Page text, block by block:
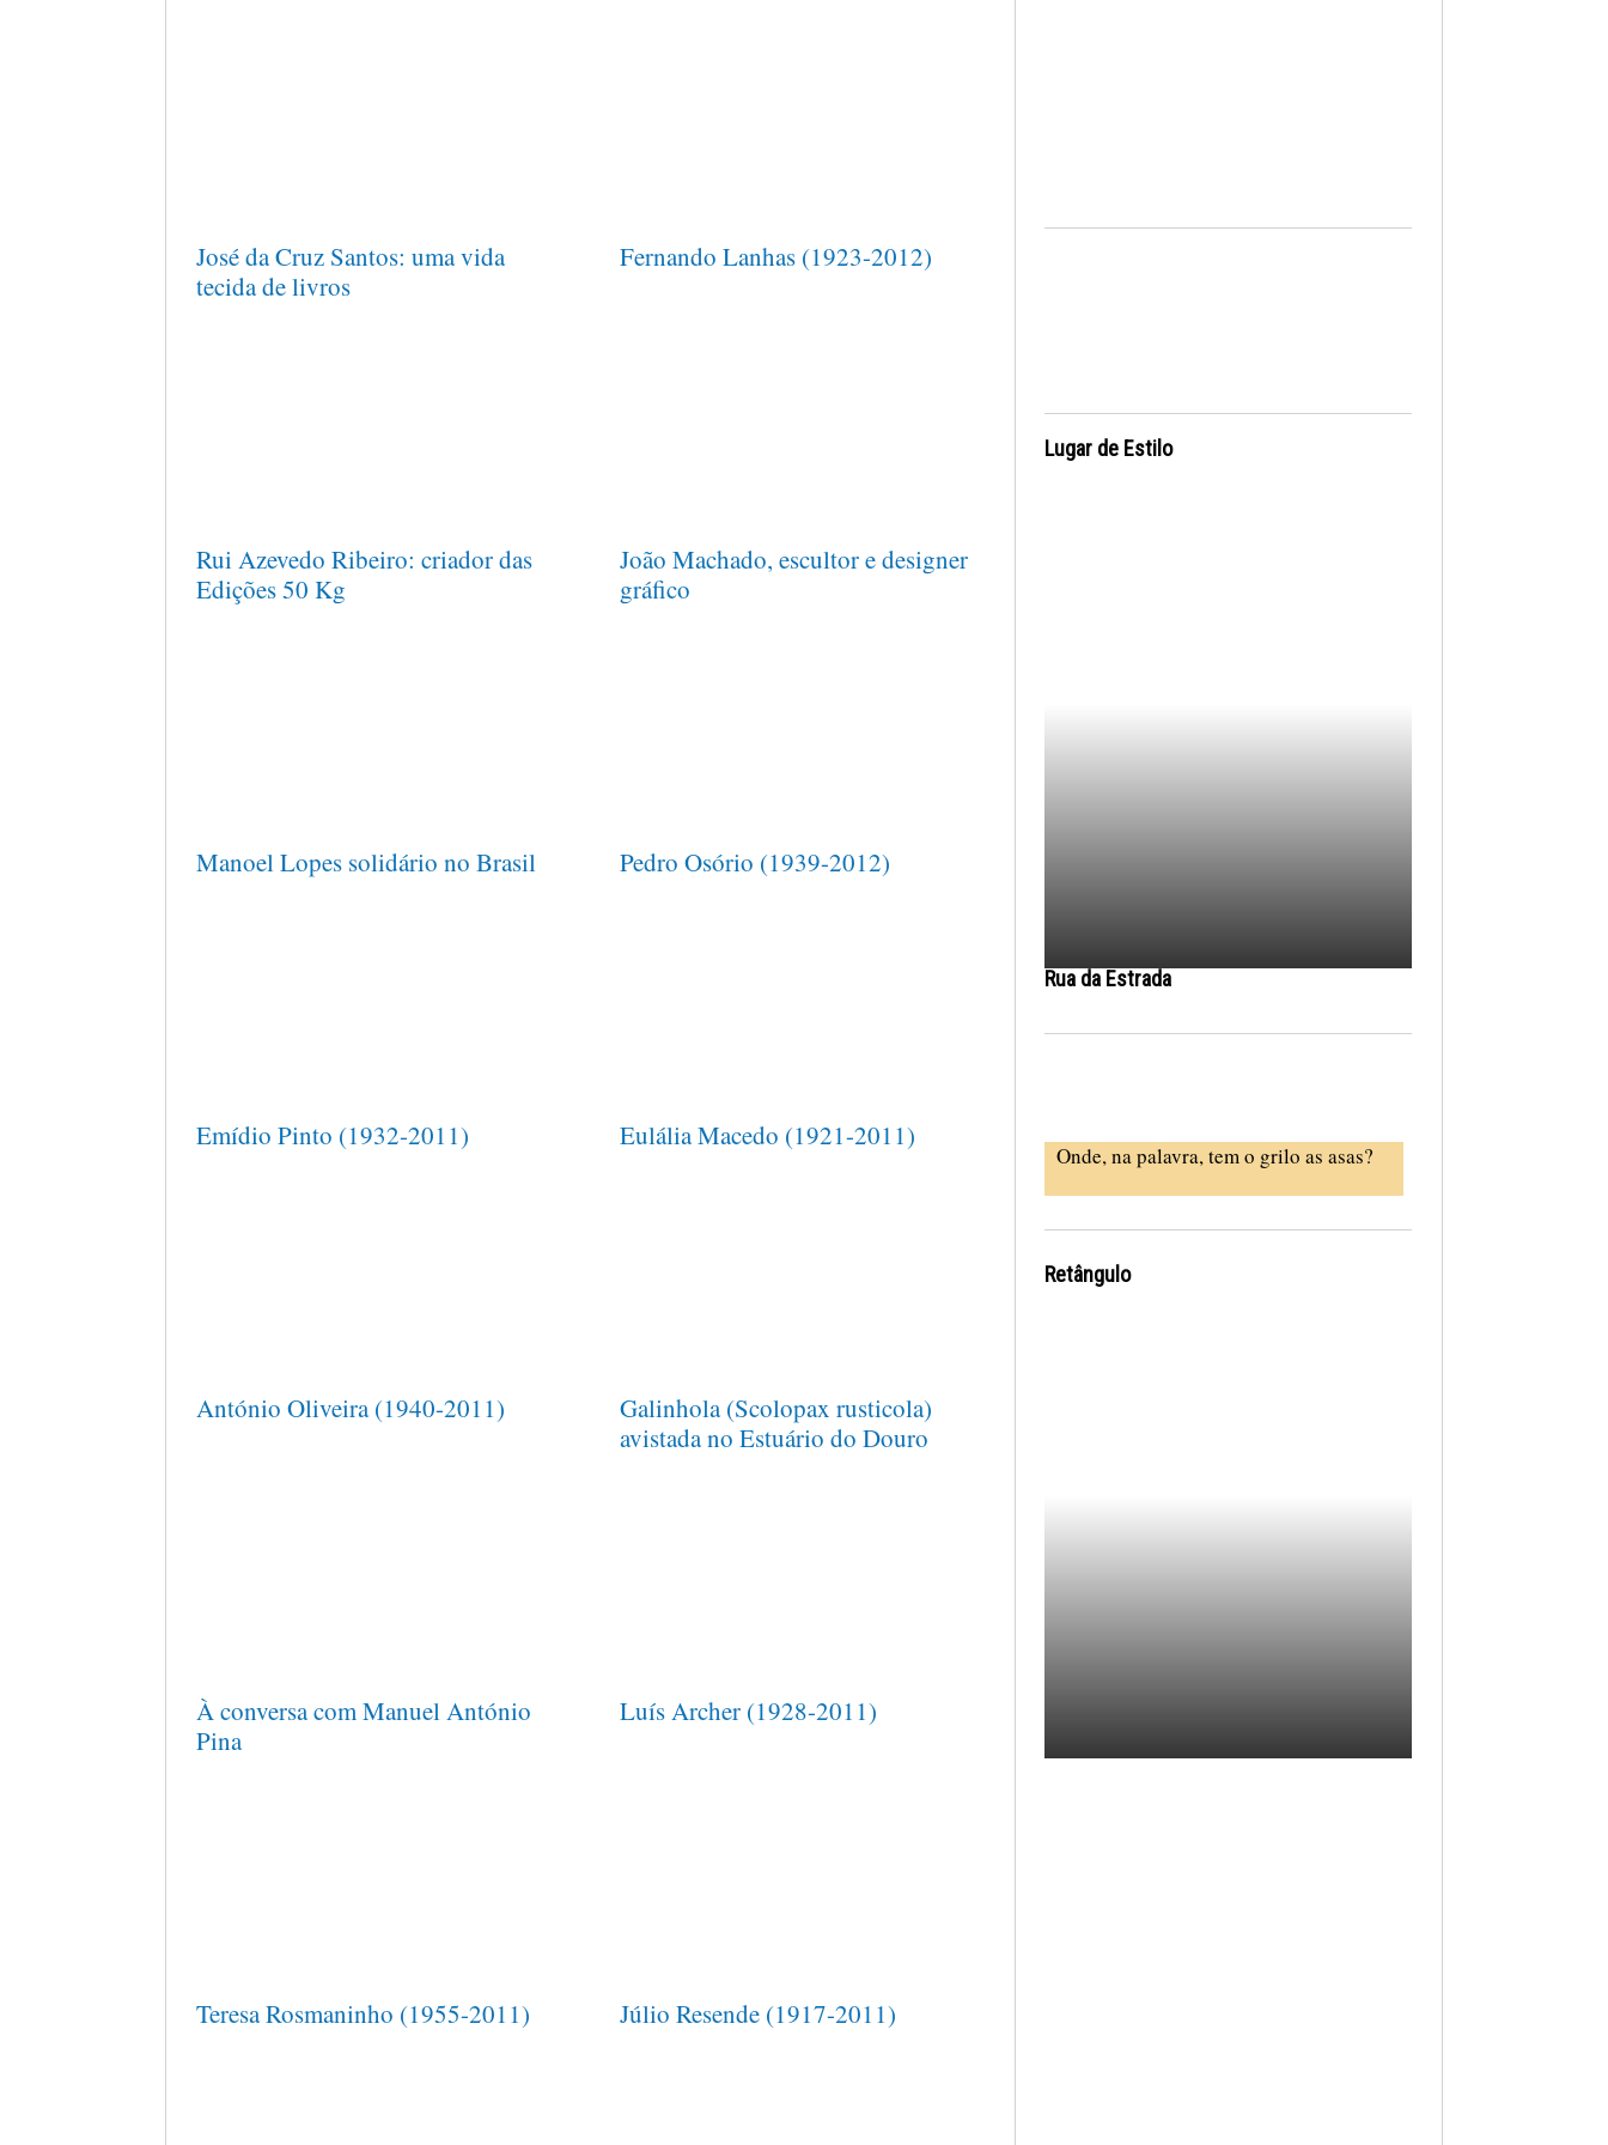
José da Cruz Santos: uma vida
tecida de livros
Fernando Lanhas (1923-2012)
Rui Azevedo Ribeiro: criador das
Edições 50 Kg
João Machado, escultor e designer
gráfico
Manoel Lopes solidário no Brasil Pedro Osório (1939-2012)
Emídio Pinto (1932-2011) Eulália Macedo (1921-2011)
António Oliveira (1940-2011)
Galinhola (Scolopax rusticola)
avistada no Estuário do Douro
À conversa com Manuel António
Pina
Luís Archer (1928-2011)
Teresa Rosmaninho (1955-2011) Júlio Resende (1917-2011)
Lugar de Estilo
Rua da Estrada
Onde, na palavra, tem o grilo as asas?
Retângulo